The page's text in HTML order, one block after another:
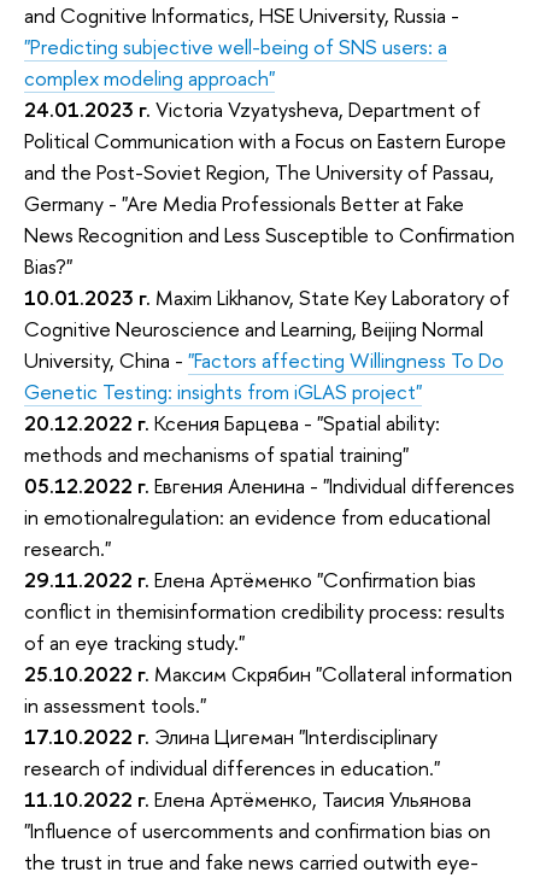
and Cognitive Informatics, HSE University, Russia -
"Predicting subjective well-being of SNS users: a
complex modeling approach"
24.01.2023 г. Victoria Vzyatysheva, Department of
Political Communication with a Focus on Eastern Europe
and the Post-Soviet Region, The University of Passau,
Germany - "Are Media Professionals Better at Fake
News Recognition and Less Susceptible to Confirmation
Bias?"
10.01.2023 г. Maxim Likhanov, State Key Laboratory of
Cognitive Neuroscience and Learning, Beijing Normal
University, China - "Factors affecting Willingness To Do
Genetic Testing: insights from iGLAS project"
20.12.2022 г. Ксения Барцева - "Spatial ability:
methods and mechanisms of spatial training"
05.12.2022 г. Евгения Аленина - "Individual differences
in emotionalregulation: an evidence from educational
research."
29.11.2022 г. Елена Артёменко "Confirmation bias
conflict in themisinformation credibility process: results
of an eye tracking study."
25.10.2022 г. Максим Скрябин "Collateral information
in assessment tools."
17.10.2022 г. Элина Цигеман "Interdisciplinary
research of individual differences in education."
11.10.2022 г. Елена Артёменко, Таисия Ульянова
"Influence of usercomments and confirmation bias on
the trust in true and fake news carried outwith eye-